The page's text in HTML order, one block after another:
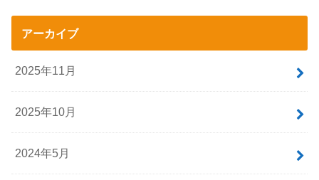
アーカイブ
2025年11月
2025年10月
2024年5月